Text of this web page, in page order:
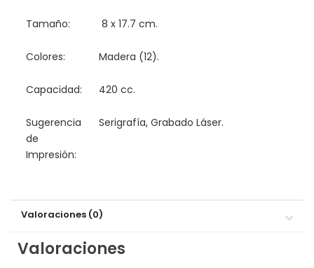
Tamaño: 8 x 17.7 cm.
Colores: Madera (12).
Capacidad: 420 cc.
Sugerencia
de
Impresión:
Serigrafía, Grabado Láser.
Valoraciones (0)
Valoraciones